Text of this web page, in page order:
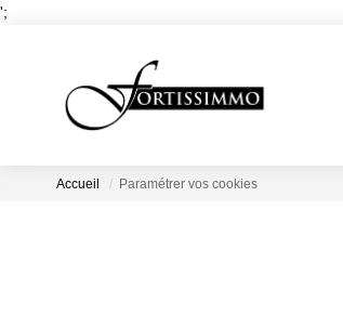
';
Accueil Paramétrer vos cookies